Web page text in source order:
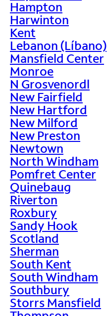
Hampton
Harwinton
Kent
Lebanon (Líbano)
Mansfield Center
Monroe
N Grosvenordl
New Fairfield
New Hartford
New Milford
New Preston
Newtown
North Windham
Pomfret Center
Quinebaug
Riverton
Roxbury
Sandy Hook
Scotland
Sherman
South Kent
South Windham
Southbury
Storrs Mansfield